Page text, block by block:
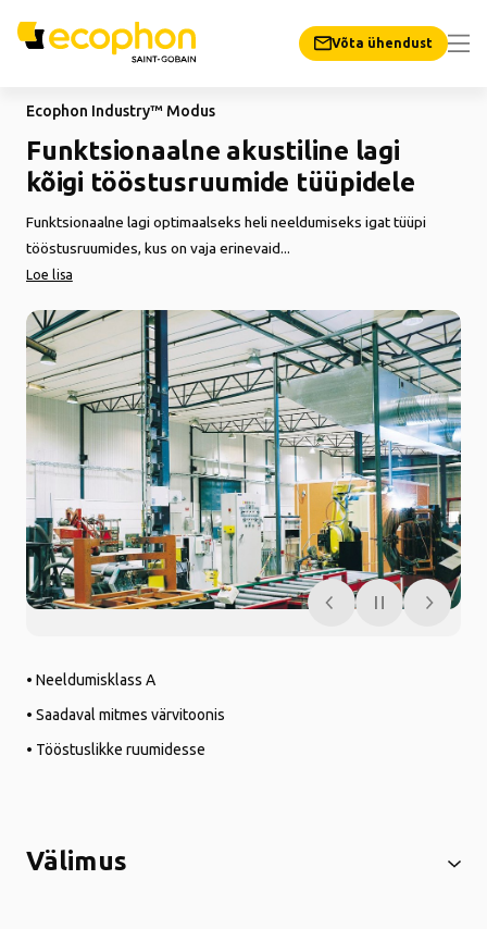
Võta ühendust
Ecophon Industry™ Modus
Funktsionaalne akustiline lagi
kõigi tööstusruumide tüüpidele
Funktsionaalne lagi optimaalseks heli neeldumiseks igat tüüpi
tööstusruumides, kus on vaja erinevaid...
Loe lisa
• Neeldumisklass A
• Saadaval mitmes värvitoonis
• Tööstuslikke ruumidesse
Välimus